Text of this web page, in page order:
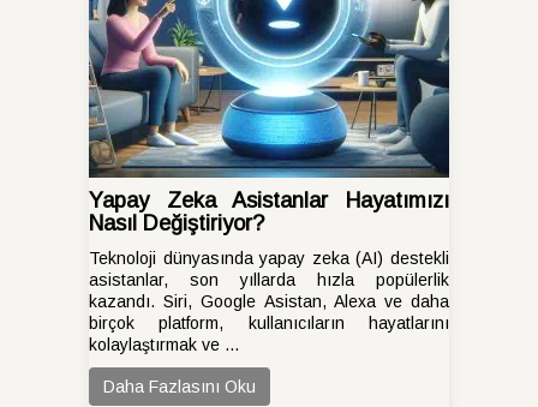
Yapay Zeka Asistanlar Hayatımızı
Nasıl Değiştiriyor?
Teknoloji dünyasında yapay zeka (AI) destekli
asistanlar, son yıllarda hızla popülerlik
kazandı. Siri, Google Asistan, Alexa ve daha
birçok platform, kullanıcıların hayatlarını
kolaylaştırmak ve ...
Daha Fazlasını Oku